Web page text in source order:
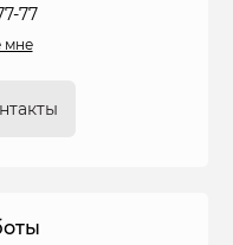
77
мне